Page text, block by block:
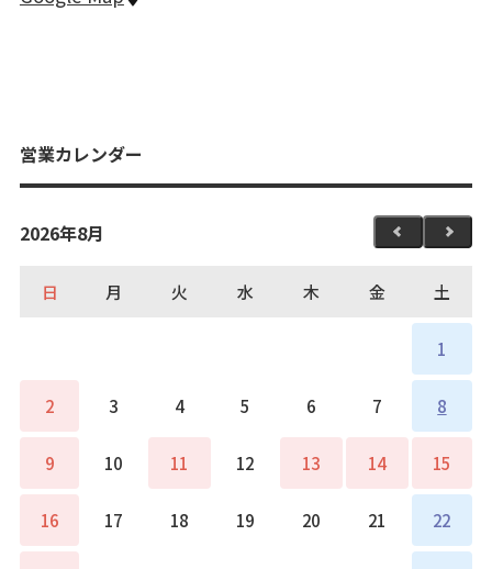
営業カレンダー
2026年8月
日 月 火 水 木 金 土
1
2 3 4 5 6 7 8
9 10 11 12 13 14 15
16 17 18 19 20 21 22